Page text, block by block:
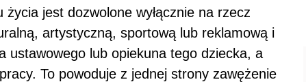
jest dozwolone wyłącznie na rzecz
artystyczną, sportową lub reklamową i
ustawowego lub opiekuna tego dziecka, a
To powoduje z jednej strony zawężenie